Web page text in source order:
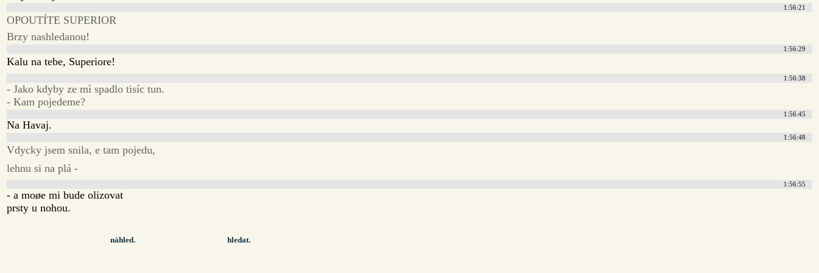
1:56:21
OPOUTÍTE SUPERIOR
Brzy nashledanou!
1:56:29
Kalu na tebe, Superiore!
1:56:38
- Jako kdyby ze mì spadlo tisíc tun.
- Kam pojedeme?
1:56:45
Na Havaj.
1:56:48
Vdycky jsem snila, e tam pojedu,
lehnu si na plá -
1:56:55
- a moøe mi bude olizovat
prsty u nohou.
náhled. hledat.